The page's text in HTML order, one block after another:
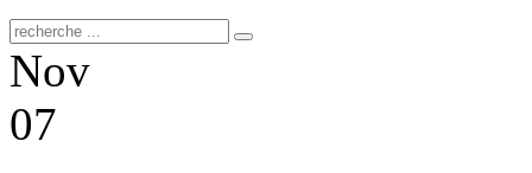
Nov
07